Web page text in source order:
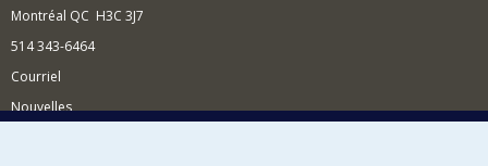
Montréal QC H3C 3J7
514 343-6464
Courriel
Nouvelles